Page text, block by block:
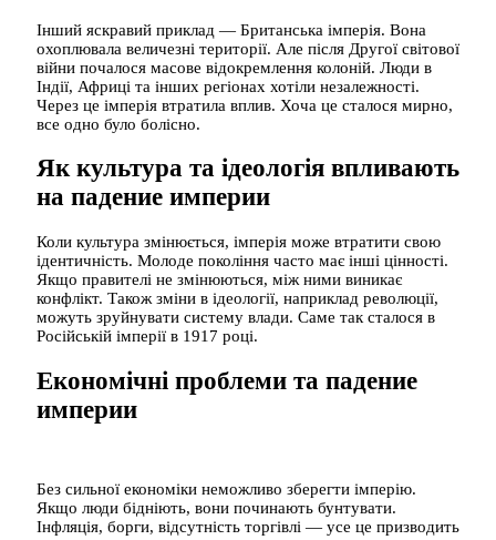
Інший яскравий приклад — Британська імперія. Вона
охоплювала величезні території. Але після Другої світової
війни почалося масове відокремлення колоній. Люди в
Індії, Африці та інших регіонах хотіли незалежності.
Через це імперія втратила вплив. Хоча це сталося мирно,
все одно було болісно.
Як культура та ідеологія впливають
на падение империи
Коли культура змінюється, імперія може втратити свою
ідентичність. Молоде покоління часто має інші цінності.
Якщо правителі не змінюються, між ними виникає
конфлікт. Також зміни в ідеології, наприклад революції,
можуть зруйнувати систему влади. Саме так сталося в
Російській імперії в 1917 році.
Економічні проблеми та падение
империи
Без сильної економіки неможливо зберегти імперію.
Якщо люди бідніють, вони починають бунтувати.
Інфляція, борги, відсутність торгівлі — усе це призводить